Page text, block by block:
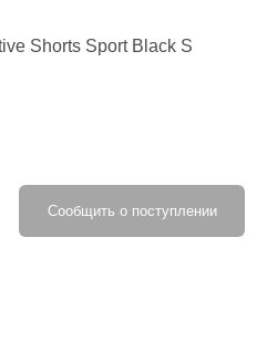
Сообщить о поступлении